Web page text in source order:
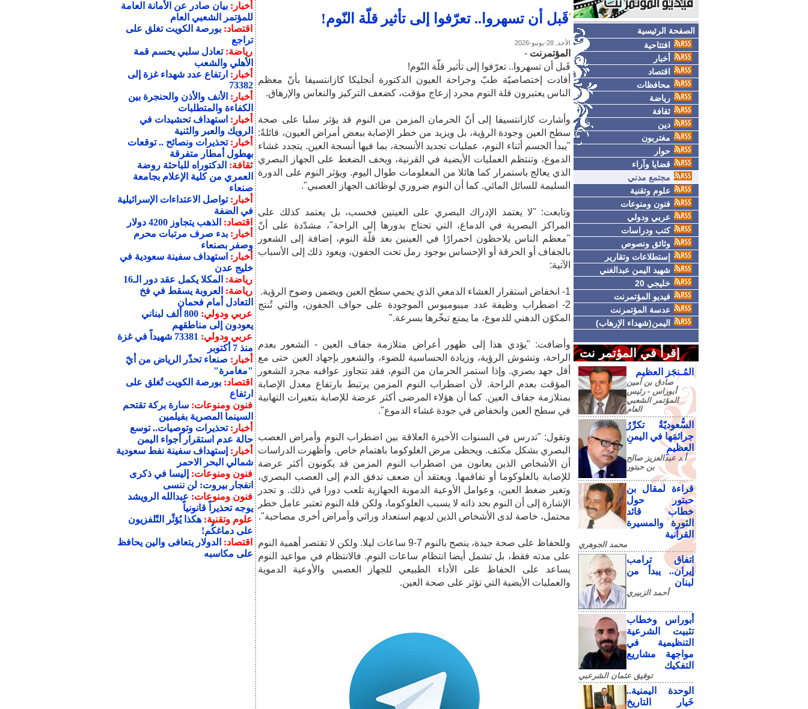
الصفحة الرئيسية
افتتاحية
أخبار
اقتصاد
محافظات
رياضة
ثقافة
دين
مغتربون
حوار
قضايا وآراء
مجتمع مدني
علوم وتقنية
فنون ومنوعات
عربي ودولي
كتب ودراسات
وثائق ونصوص
إستطلاعات وتقارير
شهيد اليمن عبدالغني
خليجي 20
فيديو المؤتمرنت
عدسة المؤتمرنت
اليمن(شهداء الإرهاب)
إقرأ في المؤتمر نت
المُـنجَز العظيم
صادق‮ ‬بن‮ ‬أمين‮
‬أبوراس - رئيس‮
‬المؤتمر‮ ‬الشعبي‮
‬العام
السُّعوديّةُ تكرِّرُ
جرائمَها في اليمنِ
العظيمِ
أ.د عبدالعزيز صالح
بن حبتور
قراءة لمقال بن
حبتور حول
خطاب قائد
الثورة والمسيرة
القرآنية
محمد الجوهري
اتفاق ترامب
إيران.. يبدأ من
لبنان
أحمد الزبيري
أبوراس وخطاب
تثبيت الشرعية
التنظيمية في
مواجهة مشاريع
التفكيك
توفيق عثمان الشرعبي
الوحدة اليمنية..
خَيار التاريخ
قَبل أن تسهروا.. تعرّفوا إلى تأثير قلّة النّوم!
الأحد, 28-يونيو-2026
المؤتمرنت -
قَبل أن تسهروا.. تعرّفوا إلى تأثير قلّة النّوم!
أفادت إختصاصيّة طبّ وجراحة العيون الدكتورة أنجليكا كازانتسيفا بأنّ معظم
الناس يعتبرون قلة النوم مجرد إزعاج مؤقت، كضعف التركيز والنعاس والإرهاق.
وأشارت كازانتسيفا إلى أنّ الحرمان المزمن من النوم قد يؤثر سلبا على صحة
سطح العين وجودة الرؤية، بل ويزيد من خطر الإصابة ببعض أمراض العيون، قائلةً:
"يبدأ الجسم أثناء النوم، عمليات تجديد الأنسجة، بما فيها أنسجة العين. يتجدد غشاء
الدموع، وتنتظم العمليات الأيضية في القرنية، ويخف الضغط على الجهاز البصري
الذي يعالج باستمرار كما هائلا من المعلومات طوال اليوم. ويؤثر النوم على الدورة
السليمة للسائل المائي. كما أن النوم ضروري لوظائف الجهاز العصبي".
وتابعت: "لا يعتمد الإدراك البصري على العينين فحسب، بل يعتمد كذلك على
المراكز البصرية في الدماغ، التي تحتاج بدورها إلى الراحة"، مشدّدة على أنّ
"معظم الناس يلاحظون احمرارًا في العينين بعد قلّة النوم، إضافة إلى الشعور
بالجفاف أو الحرقة أو الإحساس بوجود رمل تحت الجفون، ويعود ذلك إلى الأسباب
الآتية:
1- انخفاض استقرار الغشاء الدمعي الذي يحمي سطح العين ويضمن وضوح الرؤية.
2- اضطراب وظيفة غدد ميبوميوس الموجودة على حواف الجفون، والتي تُنتج
المكوّن الدهني للدموع، ما يمنع تبخّرها بسرعة."
وأضافت: "يؤدي هذا إلى ظهور أعراض متلازمة جفاف العين - الشعور بعدم
الراحة، وتشوش الرؤية، وزيادة الحساسية للضوء، والشعور بإجهاد العين حتى مع
أقل جهد بصري. وإذا استمر الحرمان من النوم، فقد تتجاوز عواقبه مجرد الشعور
المؤقت بعدم الراحة. لأن اضطراب النوم المزمن يرتبط بارتفاع معدل الإصابة
بمتلازمة جفاف العين. كما أن هؤلاء المرضى أكثر عرضة للإصابة بتغيرات التهابية
في سطح العين وانخفاض في جودة غشاء الدموع".
وتقول: "تدرس في السنوات الأخيرة العلاقة بين اضطراب النوم وأمراض العصب
البصري بشكل مكثف. ويحظى مرض الغلوكوما باهتمام خاص. وأظهرت الدراسات
أن الأشخاص الذين يعانون من اضطراب النوم المزمن قد يكونون أكثر عرضة
للإصابة بالغلوكوما أو تفاقمها. ويعتقد أن ضعف تدفق الدم إلى العصب البصري،
وتغير ضغط العين، وعوامل الأوعية الدموية الجهازية تلعب دورا في ذلك. و تجدر
الإشارة إلى أن النوم بحد ذاته لا يسبب الغلوكوما، ولكن قلة النوم تعتبر عامل خطر
محتمل، خاصة لدى الأشخاص الذين لديهم استعداد وراثي وأمراض أخرى مصاحبة".
وللحفاظ على صحة جيدة، ينصح بالنوم 7-9 ساعات ليلا. ولكن لا تقتصر أهمية النوم
على مدته فقط، بل تشمل أيضا انتظام ساعات النوم. فالانتظام في مواعيد النوم
يساعد على الحفاظ على الأداء الطبيعي للجهاز العصبي والأوعية الدموية
والعمليات الأيضية التي تؤثر على صحة العين.
أخبار:بيان صادر عن الأمانة العامة
للمؤتمر الشعبي العام
اقتصاد:بورصة الكويت تغلق على
تراجع
رياضة:تعادل سلبي يحسم قمة
الأهلي والشعب
أخبار: ارتفاع عدد شهداء غزة إلى
73382
أخبار: الأنف والأذن والحنجرة بين
الكفاءة والمتطلبات
أخبار: استهداف تحشيدات في
الرويك والعبر والثنية
أخبار:تحذيرات ونصائح .. توقعات
بهطول أمطار متفرقة
ثقافة: الدكتوراه للباحثة روضة
العمري من كلية الإعلام بجامعة
صنعاء
أخبار:تواصل الاعتداءات الإسرائيلية
في الضفة
اقتصاد: الذهب يتجاوز 4200 دولار
أخبار:بدء صرف مرتبات محرم
وصفر بصنعاء
أخبار: استهداف سفينة سعودية في
خليج عدن
رياضة: المكلا يكمل عقد دور الـ16
رياضة: العروبة يسقط في فخ
التعادل أمام فحمان
عربي ودولي:
800 ألف لبناني
يعودون إلى مناطقهم
عربي ودولي:
73381 شهيداً في غزة
منذ 7 أكتوبر
أخبار: صنعاء تحذّر الرياض من أيّ
"مغامرة"
اقتصاد:بورصة الكويت تُغلق على
ارتفاع
فنون ومنوعات:سارة بركة تقتحم
السينما المصرية بفيلمين
أخبار:تحذيرات وتوصيات.. توسع
حالة عدم استقرار أجواء اليمن
أخبار: إستهداف سفينة نفط سعودية
شمالي البحر الاحمر
فنون ومنوعات: إليسا في ذكرى
انفجار بيروت: لن ننسى
فنون ومنوعات: عبدالله الرويشد
يوجه تحذيراً قانونياً
علوم وتقنية:هكذا يُؤثّر التّلفزيون
على دماغكُم!
اقتصاد: الدولار يتعافى والين يحافظ
على مكاسبه